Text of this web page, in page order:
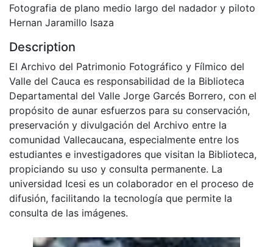
Fotografia de plano medio largo del nadador y piloto
Hernan Jaramillo Isaza
Description
El Archivo del Patrimonio Fotográfico y Fílmico del
Valle del Cauca es responsabilidad de la Biblioteca
Departamental del Valle Jorge Garcés Borrero, con el
propósito de aunar esfuerzos para su conservación,
preservación y divulgación del Archivo entre la
comunidad Vallecaucana, especialmente entre los
estudiantes e investigadores que visitan la Biblioteca,
propiciando su uso y consulta permanente. La
universidad Icesi es un colaborador en el proceso de
difusión, facilitando la tecnología que permite la
consulta de las imágenes.